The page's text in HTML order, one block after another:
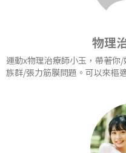
物理
運動x物理治療師小玉，帶著
族群/張力筋膜問題。可以來樞